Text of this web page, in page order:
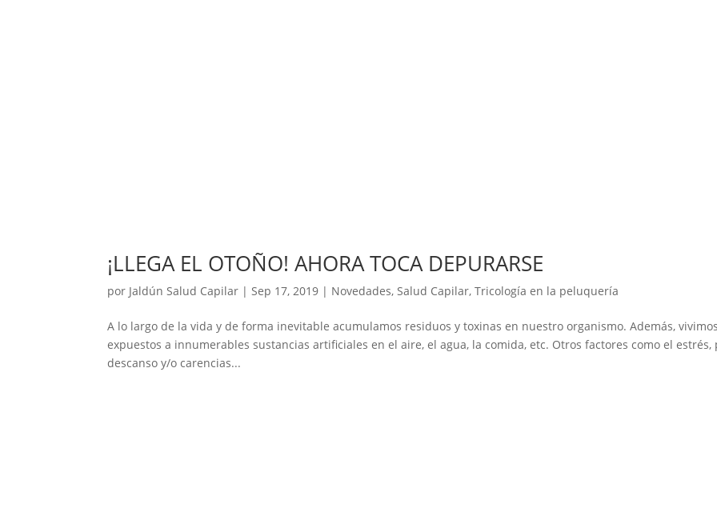
¡LLEGA EL OTOÑO! AHORA TOCA DEPURARSE
por Jaldún Salud Capilar | Sep 17, 2019 | Novedades, Salud Capilar,Tricología en la peluquería
A lo largo de la vida y de forma inevitable acumulamos residuos y toxinas en nuestro organismo. Además, vivimos
expuestos a innumerables sustancias artificiales en el aire, el agua, la comida, etc. Otros factores como el estrés,
descanso y/o carencias...